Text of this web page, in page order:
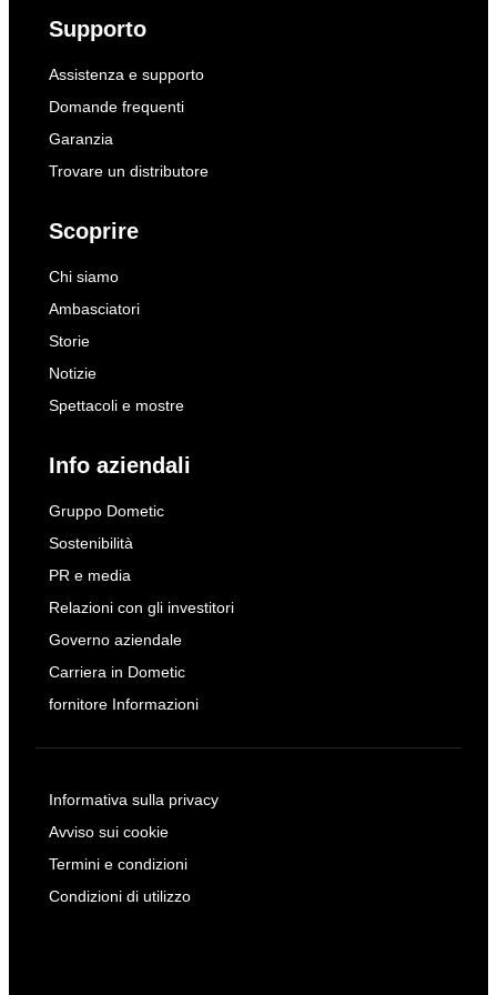
Supporto
Assistenza e supporto
Domande frequenti
Garanzia
Trovare un distributore
Scoprire
Chi siamo
Ambasciatori
Storie
Notizie
Spettacoli e mostre
Info aziendali
Gruppo Dometic
Sostenibilità
PR e media
Relazioni con gli investitori
Governo aziendale
Carriera in Dometic
fornitore Informazioni
Informativa sulla privacy
Avviso sui cookie
Termini e condizioni
Condizioni di utilizzo